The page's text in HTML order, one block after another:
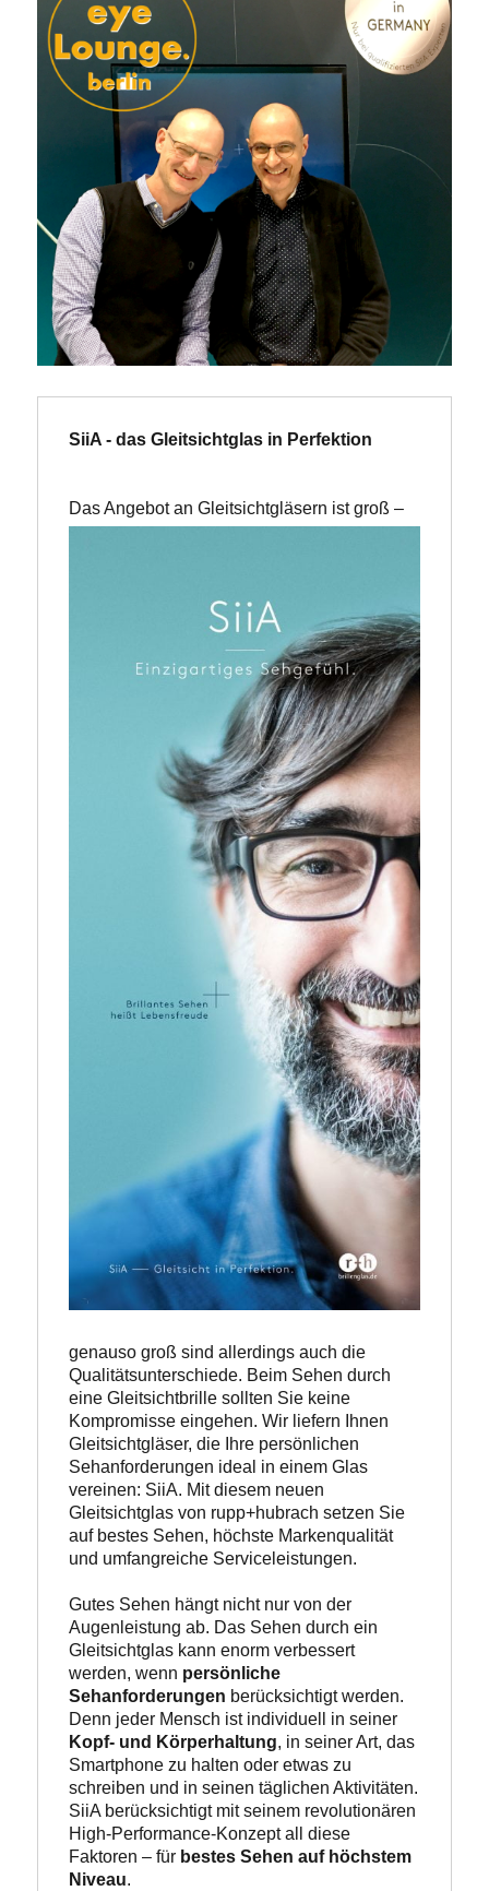
SiiA - das Gleitsichtglas in Perfektion
Das Angebot an Gleitsichtgläsern ist groß –
genauso groß sind allerdings auch die
Qualitätsunterschiede. Beim Sehen durch
eine Gleitsichtbrille sollten Sie keine
Kompromisse eingehen. Wir liefern Ihnen
Gleitsichtgläser, die Ihre persönlichen
Sehanforderungen ideal in einem Glas
vereinen: SiiA. Mit diesem neuen
Gleitsichtglas von rupp+hubrach setzen Sie
auf bestes Sehen, höchste Markenqualität
und umfangreiche Serviceleistungen.
Gutes Sehen hängt nicht nur von der
Augenleistung ab. Das Sehen durch ein
Gleitsichtglas kann enorm verbessert
werden, wenn persönliche
Sehanforderungen berücksichtigt werden.
Kopf- und Körperhaltung, in seiner Art, das
Smartphone zu halten oder etwas zu
schreiben und in seinen täglichen Aktivitäten.
SiiA berücksichtigt mit seinem revolutionären
High-Performance-Konzept all diese
Faktoren – für bestes Sehen auf höchstem
Niveau.